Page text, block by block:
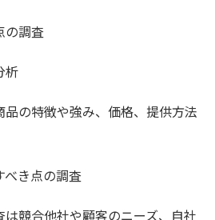
の調査
析
の特徴や強み、価格、提供方法
き点の調査
競合他社や顧客のニーズ、自社